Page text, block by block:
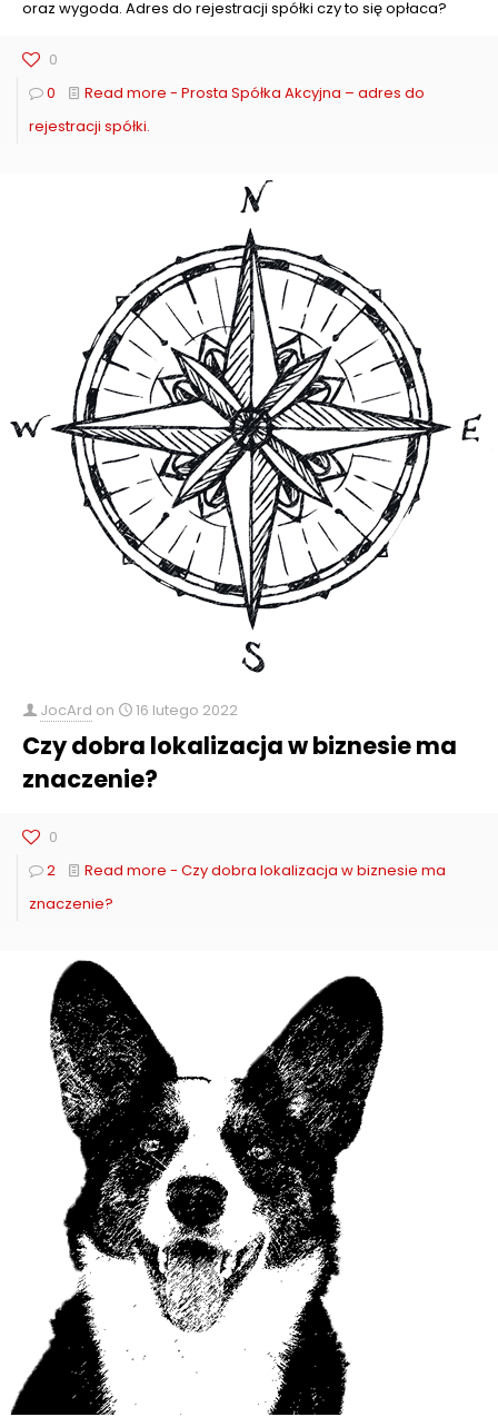
oraz wygoda. Adres do rejestracji spółki czy to się opłaca?
0
0
Read more - Prosta Spółka Akcyjna – adres do
rejestracji spółki.
JocArd on 16 lutego 2022
Czy dobra lokalizacja w biznesie ma
znaczenie?
0
2
Read more - Czy dobra lokalizacja w biznesie ma
znaczenie?